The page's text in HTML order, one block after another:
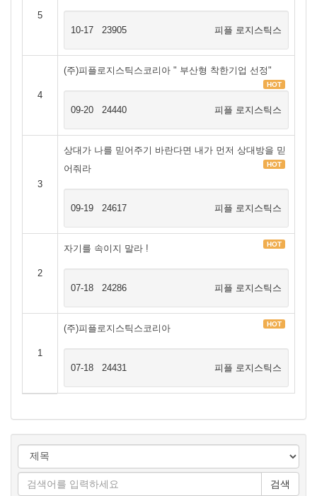
5
10-17 23905 피플 로지스틱스
4
(주)피플로지스틱스코리아 " 부산형 착한기업 선정"
HOT
09-20 24440 피플 로지스틱스
3
상대가 나를 믿어주기 바란다면 내가 먼저 상대방을 믿
어줘라
HOT
09-19 24617 피플 로지스틱스
2
자기를 속이지 말라 ! HOT
07-18 24286 피플 로지스틱스
1
(주)피플로지스틱스코리아 HOT
07-18 24431 피플 로지스틱스
검색